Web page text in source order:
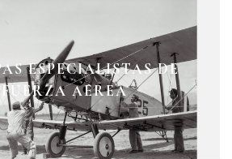
ESPECIALISTAS DE
AÉREA